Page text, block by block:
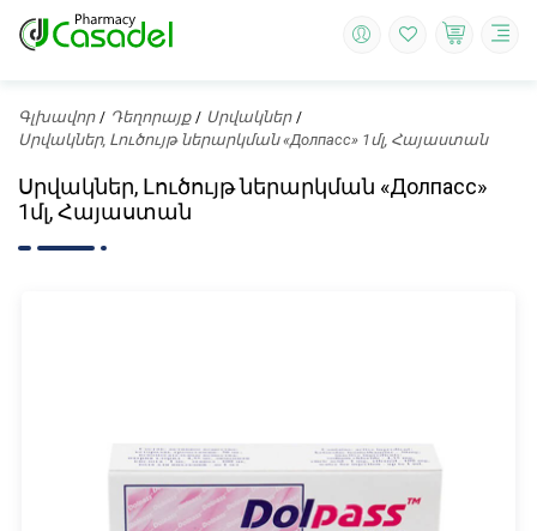
Գլխավոր Դեղորայք
Սրվակներ
Սրվակներ, Լուծույթ ներարկման «Долпасс» 1մլ, Հայաստան
Սրվակներ, Լուծույթ ներարկման «Долпасс»
1մլ, Հայաստան